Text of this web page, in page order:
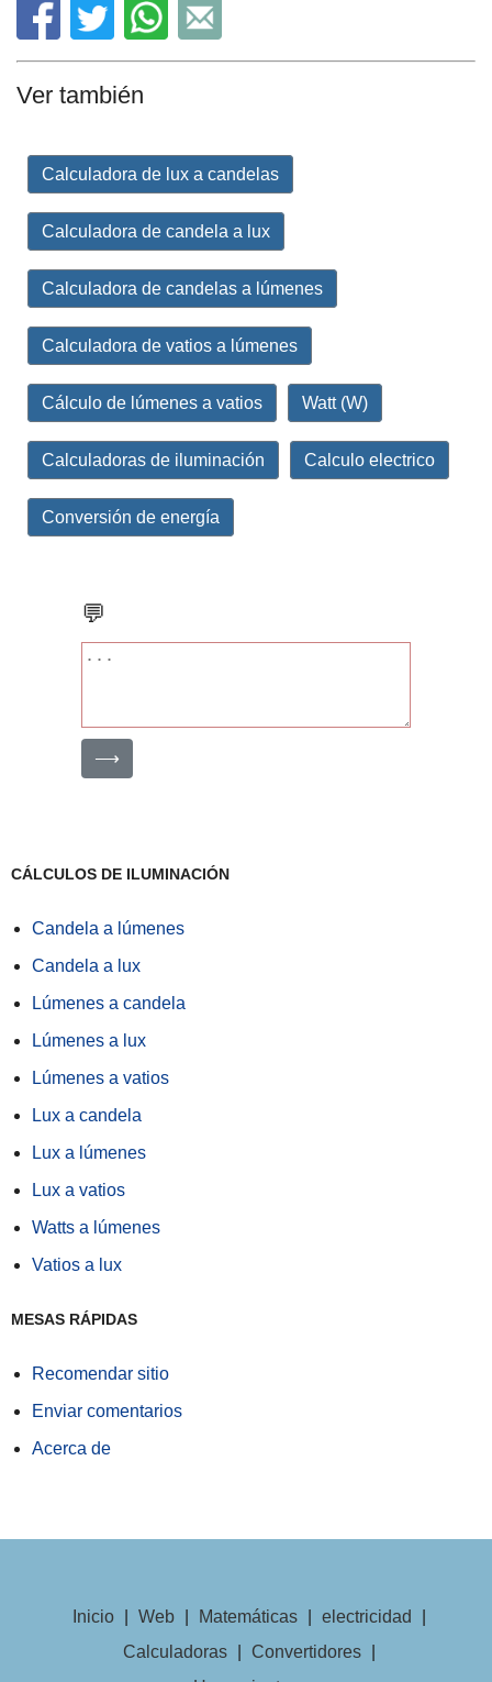
Ver también
Calculadora de lux a candelas
Calculadora de candela a lux
Calculadora de candelas a lúmenes
Calculadora de vatios a lúmenes
Cálculo de lúmenes a vatios Watt (W)
Calculadoras de iluminación Calculo electrico
Conversión de energía
💬
⟶
CÁLCULOS DE ILUMINACIÓN
Candela a lúmenes
Candela a lux
Lúmenes a candela
Lúmenes a lux
Lúmenes a vatios
Lux a candela
Lux a lúmenes
Lux a vatios
Watts a lúmenes
Vatios a lux
MESAS RÁPIDAS
Recomendar sitio
Enviar comentarios
Acerca de
Inicio Web Matemáticas electricidad
Calculadoras
Convertidores